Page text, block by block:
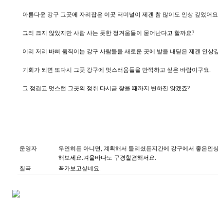
아름다운 강구 그곳에 자리잡은 이곳 터미널이 제겐 참 많이도 인상 깊었어
그리 크지 않았지만 사람 사는 듯한 정겨움들이 묻어난다고 할까요?
이리 저리 바삐 움직이는 강구 사람들을 새로운 곳에 발을 내딛은 제겐 인상
기회가 되면 또다시 그곳 강구에 멋스러움들을 만끽하고 싶은 바람이구요.
그 정겹고 멋스런 그곳의 정취 다시금 찾을 때까지 변하진 않겠죠?
운영자
우연히든 아니면, 계획해서 들리셨든지간에 강구에서 좋은
해보세요.겨울바다도 구경할겸해서요.
칠곡
꼭가보고싶네요.